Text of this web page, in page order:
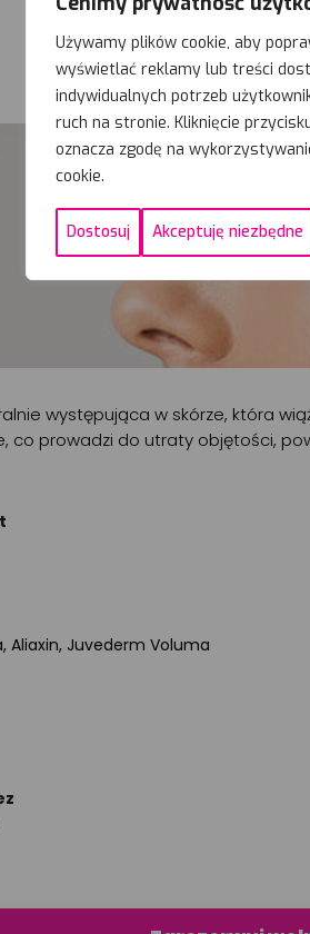
Używamy plików cookie, aby
wyświetlać reklamy lub treści
indywidualnych potrzeb
ruch na stronie. Kliknięcie
oznacza zgodę na
cookie.
Dostosuj Akceptuję niezbędne
+48 500
występująca w skórze, która
co prowadzi do utraty objętości,
Aliaxin, Juvederm Voluma